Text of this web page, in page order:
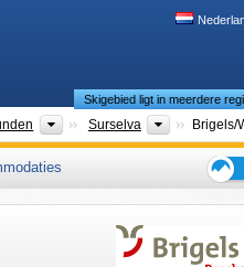
Kantons
Surselva
Skigebied ligt in meerdere
Brigels/​
Alpen Midden-
de